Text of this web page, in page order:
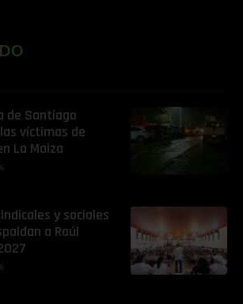
de Santiago
víctimas de
La Maiza
y sociales
a Raúl